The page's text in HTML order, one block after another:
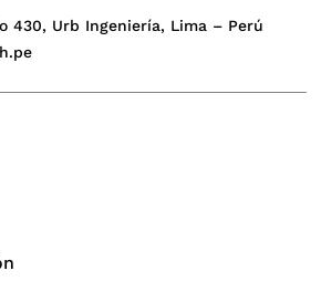
430, Urb Ingeniería, Lima – Perú